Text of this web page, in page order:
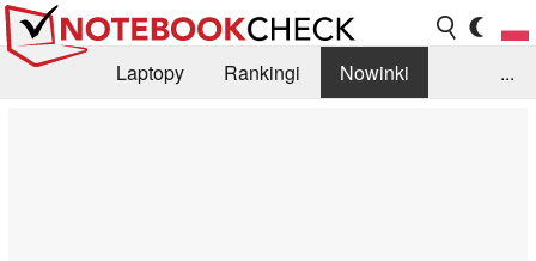
Laptopy Rankingi
Nowinki
...